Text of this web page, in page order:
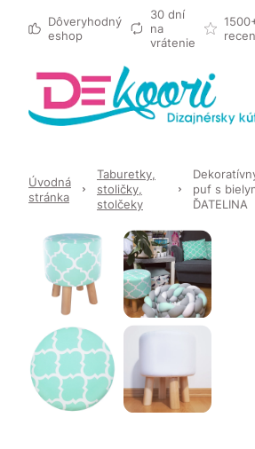
Dôveryhodný
eshop
30 dní
na
vrátenie
Úvodná
stránka
Taburetky,
stoličky,
stolčeky
puf s
ĎATELINA